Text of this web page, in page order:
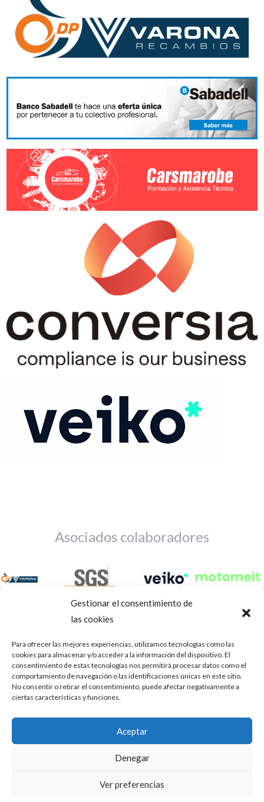
Gestionar el consentimiento de
las cookies
Para ofrecer las mejores experiencias, utilizamos tecnologías como las
cookies para almacenar y/o acceder a la información del dispositivo. El
consentimiento de estas tecnologías nos permitirá procesar datos como el
comportamiento de navegación o las identificaciones únicas en este sitio.
No consentir o retirar el consentimiento, puede afectar negativamente a
ciertas características y funciones.
Aceptar
Denegar
Ver preferencias
Asociados colaboradores
Aviso Legal Política de privacidad Portal de transparencia
ASOCIACIÓN DE TALLERES DE REPARACIÓN DE
AUTOMÓVILES • CIF: G14023832
Mediación, Arbitraje y Conciliación, de la Consejería de Empleo
Puedes aprender más sobre qué cookies utilizamos o